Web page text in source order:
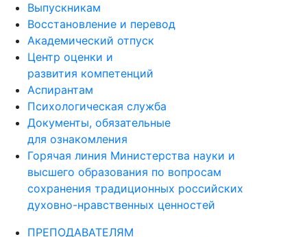
Выпускникам
Восстановление и перевод
Академический отпуск
Центр оценки и
развития компетенций
Аспирантам
Психологическая служба
Документы, обязательные
для ознакомления
Горячая линия Министерства науки и
высшего образования по вопросам
сохранения традиционных российских
духовно-нравственных ценностей
ПРЕПОДАВАТЕЛЯМ